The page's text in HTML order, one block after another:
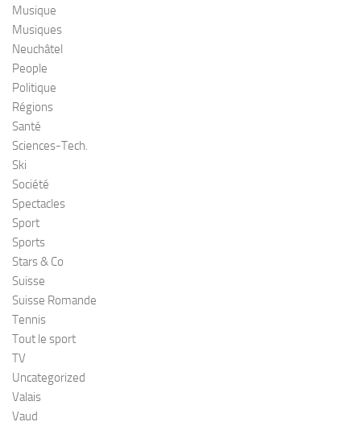
Musique
Musiques
Neuchâtel
People
Politique
Régions
Santé
Sciences-Tech.
Ski
Société
Spectacles
Sport
Sports
Stars & Co
Suisse
Suisse Romande
Tennis
Tout le sport
TV
Uncategorized
Valais
Vaud